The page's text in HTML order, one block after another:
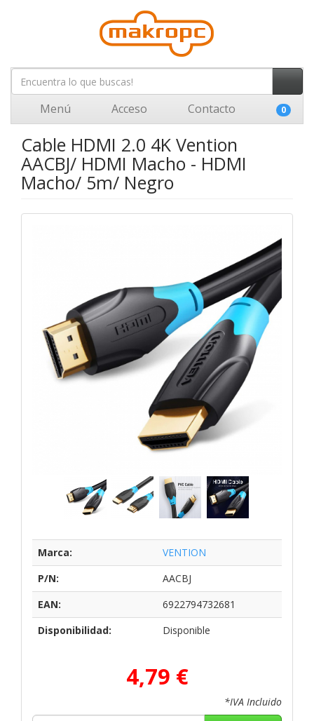
Menú Acceso Contacto 0
Cable HDMI 2.0 4K Vention
AACBJ/ HDMI Macho - HDMI
Macho/ 5m/ Negro
Marca:
VENTION
P/N:
AACBJ
EAN:
6922794732681
Disponibilidad:
Disponible
4,79 €
*IVA Incluido